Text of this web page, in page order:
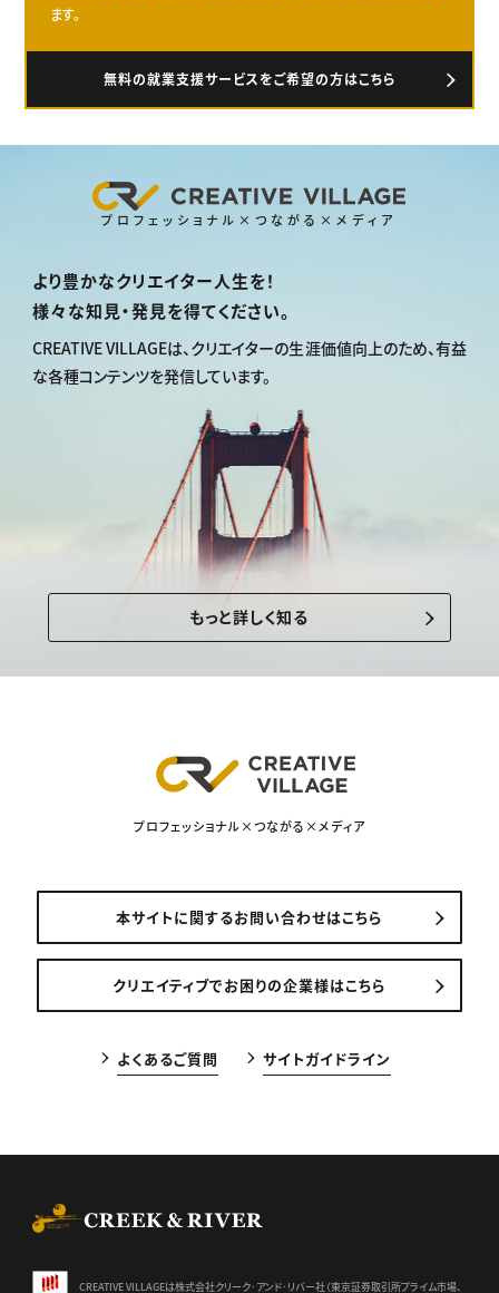
ます。
無料の就業支援サービスをご希望の方はこちら
プロフェッショナル×つながる×メディア
より豊かなクリエイター人生を！
様々な知見・発見を得てください。
CREATIVE VILLAGEは、 クリエイターの生涯価値向上のため、有益
な各種コンテンツを発信しています。
もっと詳しく知る
プロフェッショナル×つながる×メディア
本サイトに関するお問い合わせはこちら
クリエイティブでお困りの企業様はこちら
よくあるご質問 サイトガイドライン
CREATIVE VILLAGEは株式会社クリーク･アンド･リバー社（東京証券取引所プライム市場、